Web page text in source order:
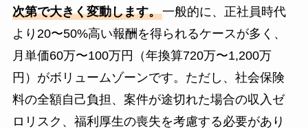
次第で大きく変動します。一般的に、正社員時代
より20〜50%高い報酬を得られるケースが多く、
月単価60万〜100万円（年換算720万〜1,200万
円）がボリュームゾーンです。ただし、社会保険
料の全額自己負担、案件が途切れた場合の収入ゼ
ロリスク、福利厚生の喪失を考慮する必要があり